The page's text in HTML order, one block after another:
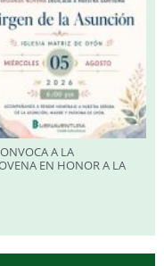
A LA
EN HONOR A LA